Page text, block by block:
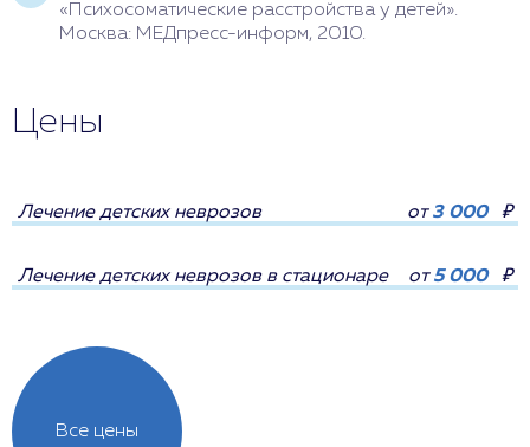
«Психосоматические расстройства у детей».
Москва: МЕДпресс-информ, 2010.
Цены
Все цены
Лечение детских неврозов от3 000 ₽
Лечение детских неврозов в стационаре от5 000 ₽